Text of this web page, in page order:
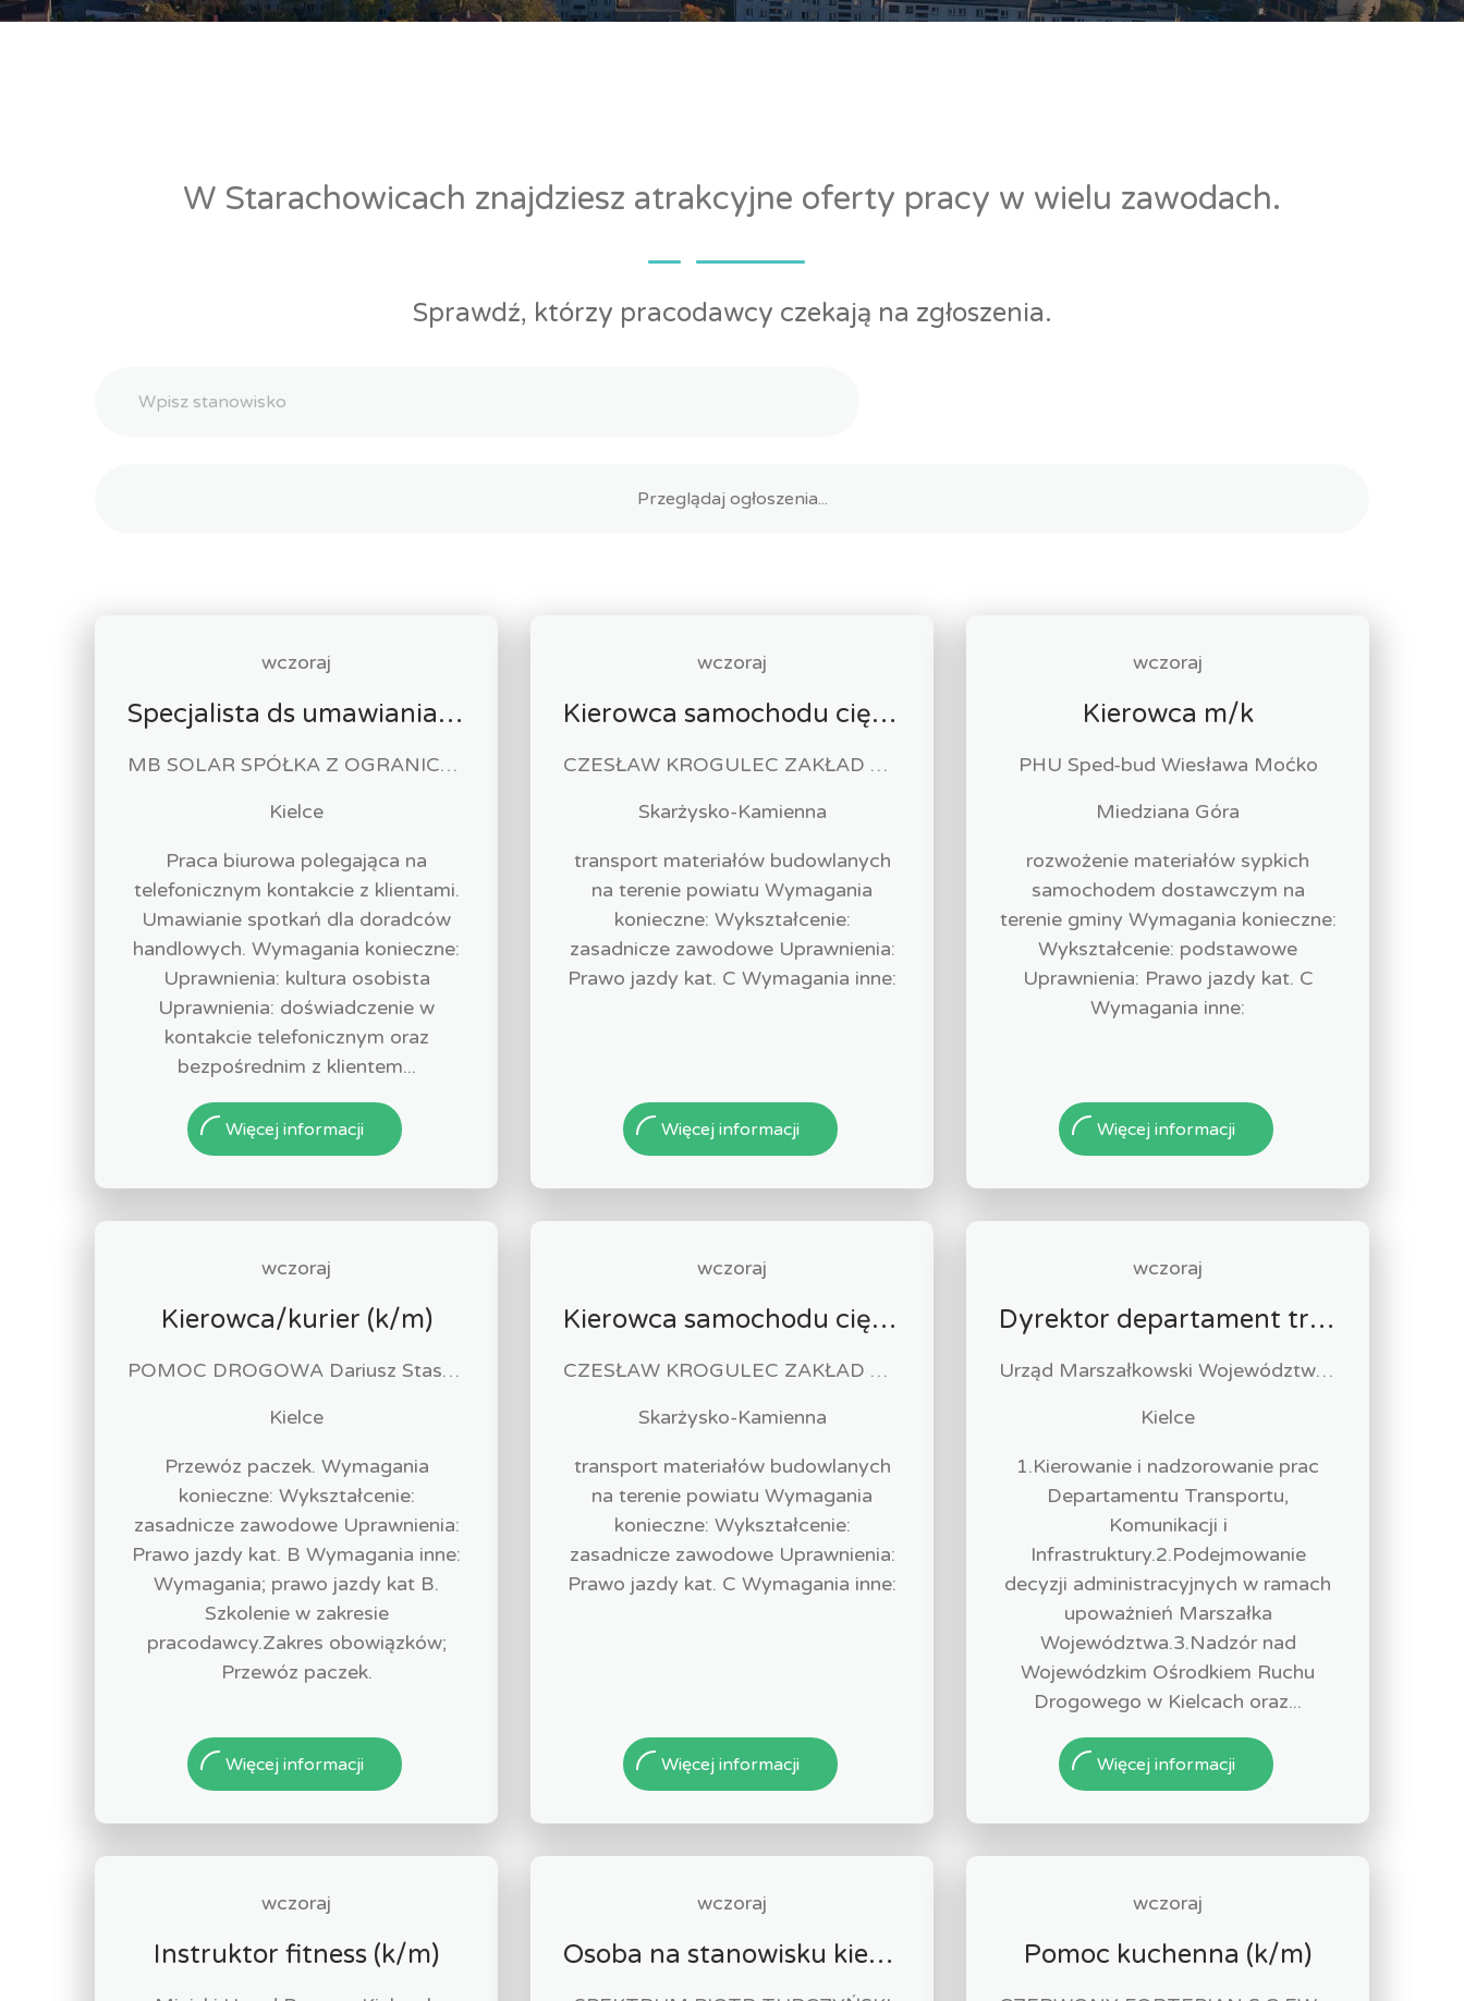
W Starachowicach znajdziesz atrakcyjne oferty pracy w wielu zawodach.
Sprawdź, którzy pracodawcy czekają na zgłoszenia.
wczoraj
Specjalista ds umawiania spotkań telefonicznych m/k
MB SOLAR SPÓŁKA Z OGRANICZONĄ ODPOWIEDZIALNOŚCIĄ
Kielce
Praca biurowa polegająca na
telefonicznym kontakcie z klientami.
Umawianie spotkań dla doradców
handlowych. Wymagania konieczne:
Uprawnienia: kultura osobista
Uprawnienia: doświadczenie w
kontakcie telefonicznym oraz
bezpośrednim z klientem...
Więcej informacji
wczoraj
Kierowca samochodu ciężarowego (k/m)
CZESŁAW KROGULEC ZAKŁAD ROBÓT DROGOWYCH "KROGULEC"
Skarżysko-Kamienna
transport materiałów budowlanych
na terenie powiatu Wymagania
konieczne: Wykształcenie:
zasadnicze zawodowe Uprawnienia:
Prawo jazdy kat. C Wymagania inne:
Więcej informacji
wczoraj
Kierowca m/k
PHU Sped-bud Wiesława Moćko
Miedziana Góra
rozwożenie materiałów sypkich
samochodem dostawczym na
terenie gminy Wymagania konieczne:
Wykształcenie: podstawowe
Uprawnienia: Prawo jazdy kat. C
Wymagania inne:
Więcej informacji
wczoraj
Kierowca/kurier (k/m)
POMOC DROGOWA Dariusz Staszewski
Kielce
Przewóz paczek. Wymagania
konieczne: Wykształcenie:
zasadnicze zawodowe Uprawnienia:
Prawo jazdy kat. B Wymagania inne:
Wymagania; prawo jazdy kat B.
Szkolenie w zakresie
pracodawcy.Zakres obowiązków;
Przewóz paczek.
Więcej informacji
wczoraj
Kierowca samochodu ciężarowego (k/m)
CZESŁAW KROGULEC ZAKŁAD ROBÓT DROGOWYCH "KROGULEC"
Skarżysko-Kamienna
transport materiałów budowlanych
na terenie powiatu Wymagania
konieczne: Wykształcenie:
zasadnicze zawodowe Uprawnienia:
Prawo jazdy kat. C Wymagania inne:
Więcej informacji
wczoraj
Dyrektor departament transportu, komunikacji i infrastruktury (k/m)
Urząd Marszałkowski Województwa Świętokrzyskiego w Kielcach
Kielce
1.Kierowanie i nadzorowanie prac
Departamentu Transportu,
Komunikacji i
Infrastruktury.2.Podejmowanie
decyzji administracyjnych w ramach
upoważnień Marszałka
Województwa.3.Nadzór nad
Wojewódzkim Ośrodkiem Ruchu
Drogowego w Kielcach oraz...
Więcej informacji
wczoraj
Instruktor fitness (k/m)
wczoraj
Osoba na stanowisku kierowcy
wczoraj
Pomoc kuchenna (k/m)